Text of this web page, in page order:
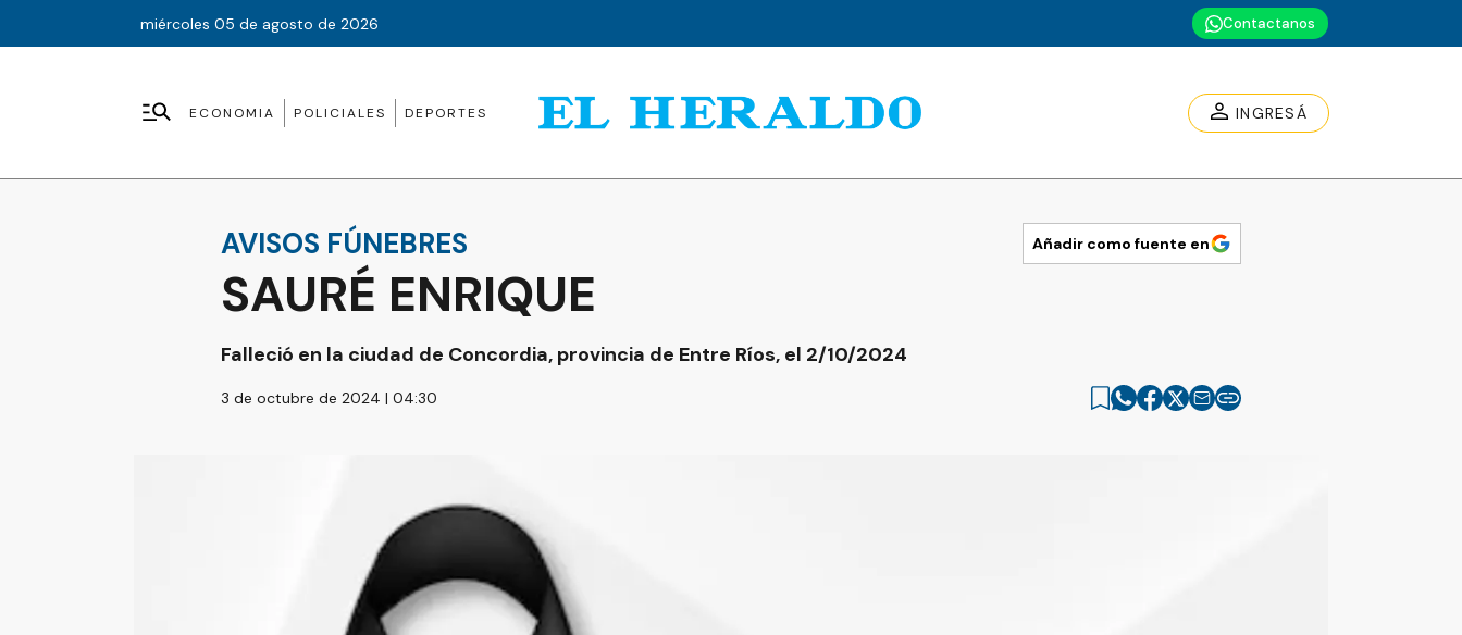
miércoles 05 de agosto de 2026 Contactanos
ECONOMIA POLICIALES DEPORTES INGRESÁ
AVISOS FÚNEBRES Añadir como fuente en
SAURÉ ENRIQUE
Falleció en la ciudad de Concordia, provincia de Entre Ríos, el 2/10/2024
3 de octubre de 2024 | 04:30